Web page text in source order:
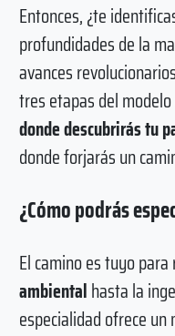
Entonces, ¿te
profundidades de la
avances
tres etapas del
donde descubrirás tu
donde forjarás un
¿Cómo podrás
El camino es tuyo
ambientalhasta la
especialidad ofrece